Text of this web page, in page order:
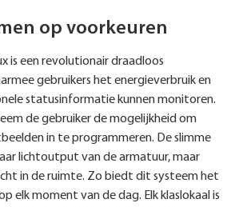
op voorkeuren
is een revolutionair draadloos
gebruikers het energieverbruik en
statusinformatie kunnen monitoren.
de gebruiker de mogelijkheid om
in te programmeren. De slimme
lichtoutput van de armatuur, maar
in de ruimte. Zo biedt dit systeem het
elk moment van de dag. Elk klaslokaal is